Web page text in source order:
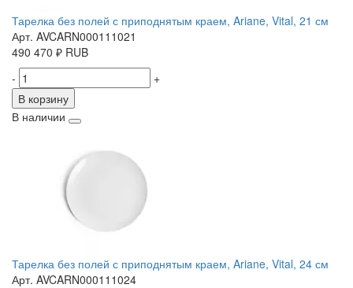
Тарелка без полей с приподнятым краем, Ariane, Vital, 21 см
Арт. AVCARN000111021
490 470 ₽ RUB
-
+
В корзину
В наличии
Тарелка без полей с приподнятым краем, Ariane, Vital, 24 см
Арт. AVCARN000111024